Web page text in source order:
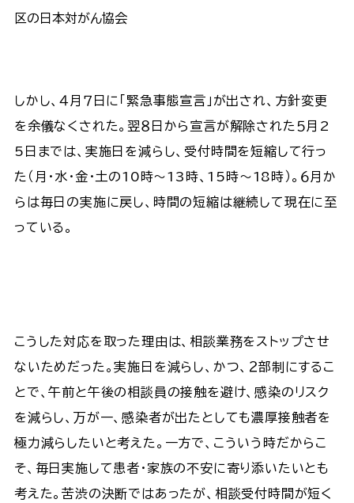
区の日本対がん協会
しかし、４月７日に「緊急事態宣言」が出され、方針変更
を余儀なくされた。翌８日から宣言が解除された５月2
5日までは、実施日を減らし、受付時間を短縮して行っ
た（月・水・金・土の10時～13時、15時～18時）。６月か
らは毎日の実施に戻し、時間の短縮は継続して現在に至
っている。
こうした対応を取った理由は、相談業務をストップさせ
ないためだった。実施日を減らし、かつ、２部制にするこ
とで、午前と午後の相談員の接触を避け、感染のリスク
を減らし、万が一、感染者が出たとしても濃厚接触者を
極力減らしたいと考えた。一方で、こういう時だからこ
そ、毎日実施して患者・家族の不安に寄り添いたいとも
考えた。苦渋の決断ではあったが、相談受付時間が短く